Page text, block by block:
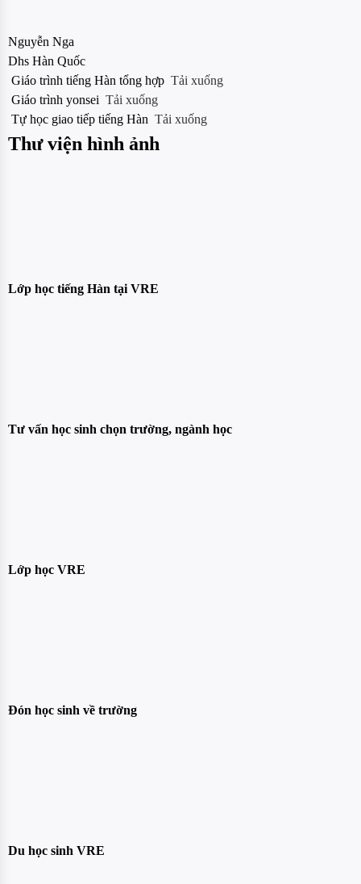
Nguyễn Nga
Dhs Hàn Quốc
Giáo trình tiếng Hàn tổng hợp Tải xuống
Giáo trình yonsei Tải xuống
Tự học giao tiếp tiếng Hàn Tải xuống
Thư viện hình ảnh
Lớp học tiếng Hàn tại VRE
Tư vấn học sinh chọn trường, ngành học
Lớp học VRE
Đón học sinh về trường
Du học sinh VRE